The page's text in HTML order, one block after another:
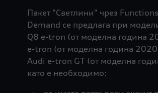
Пакет "Светлини" чрез
Demand се предлага при
Q8 e-tron (от моделна година
e-tron (от моделна година
Audi e-tron GT (от моделна
като е необходимо: